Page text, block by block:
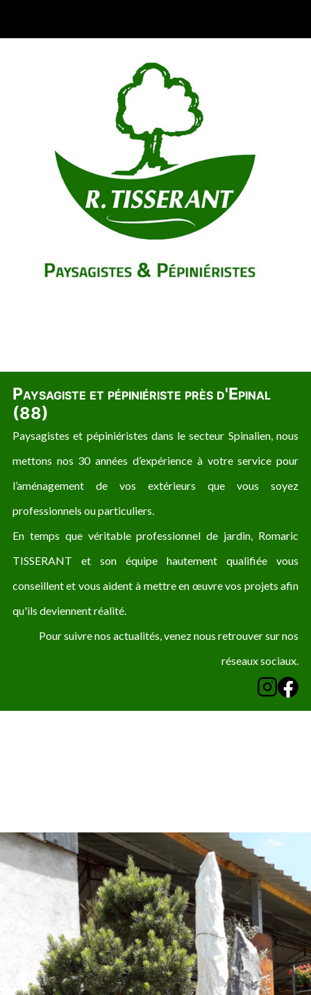
Paysagiste et pépiniériste près d'Epinal
(88)
Paysagistes et pépiniéristes dans le secteur Spinalien, nous
mettons nos 30 années d’expérience à votre service pour
l’aménagement de vos extérieurs que vous soyez
professionnels ou particuliers.
En temps que véritable professionnel de jardin, Romaric
TISSERANT et son équipe hautement qualifiée vous
conseillent et vous aident à mettre en œuvre vos projets afin
qu'ils deviennent réalité.
Pour suivre nos actualités, venez nous retrouver sur nos
réseaux sociaux.